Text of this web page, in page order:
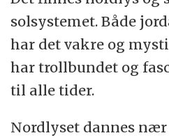
solsystemet. Både
har det vakre og
har trollbundet og
til alle tider.
Nordlyset dannes